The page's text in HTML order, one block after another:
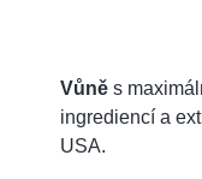
Vůně s
ingrediencí a
USA.